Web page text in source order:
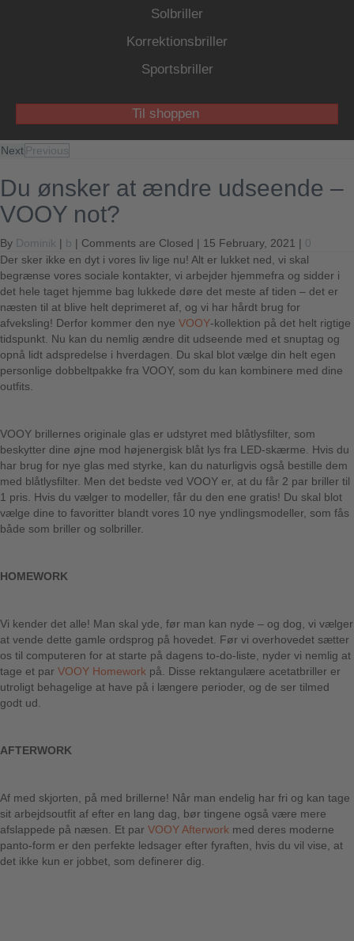
Solbriller
Korrektionsbriller
Sportsbriller
Til shoppen
NextPrevious
Du ønsker at ændre udseende –
VOOY not?
By Dominik | b | Comments are Closed | 15 February, 2021 | 0
Der sker ikke en dyt i vores liv lige nu! Alt er lukket ned, vi skal
begrænse vores sociale kontakter, vi arbejder hjemmefra og sidder i
det hele taget hjemme bag lukkede døre det meste af tiden – det er
næsten til at blive helt deprimeret af, og vi har hårdt brug for
afveksling! Derfor kommer den nye VOOY-kollektion på det helt rigtige
tidspunkt. Nu kan du nemlig ændre dit udseende med et snuptag og
opnå lidt adspredelse i hverdagen. Du skal blot vælge din helt egen
personlige dobbeltpakke fra VOOY, som du kan kombinere med dine
outfits.
VOOY brillernes originale glas er udstyret med blåtlysfilter, som
beskytter dine øjne mod højenergisk blåt lys fra LED-skærme. Hvis du
har brug for nye glas med styrke, kan du naturligvis også bestille dem
med blåtlysfilter. Men det bedste ved VOOY er, at du får 2 par briller til
1 pris. Hvis du vælger to modeller, får du den ene gratis! Du skal blot
vælge dine to favoritter blandt vores 10 nye yndlingsmodeller, som fås
både som briller og solbriller.
HOMEWORK
Vi kender det alle! Man skal yde, før man kan nyde – og dog, vi vælger
at vende dette gamle ordsprog på hovedet. Før vi overhovedet sætter
os til computeren for at starte på dagens to-do-liste, nyder vi nemlig at
tage et par VOOY Homework på. Disse rektangulære acetatbriller er
utroligt behagelige at have på i længere perioder, og de ser tilmed
godt ud.
AFTERWORK
Af med skjorten, på med brillerne! Når man endelig har fri og kan tage
sit arbejdsoutfit af efter en lang dag, bør tingene også være mere
afslappede på næsen. Et par VOOY Afterwork med deres moderne
panto-form er den perfekte ledsager efter fyraften, hvis du vil vise, at
det ikke kun er jobbet, som definerer dig.